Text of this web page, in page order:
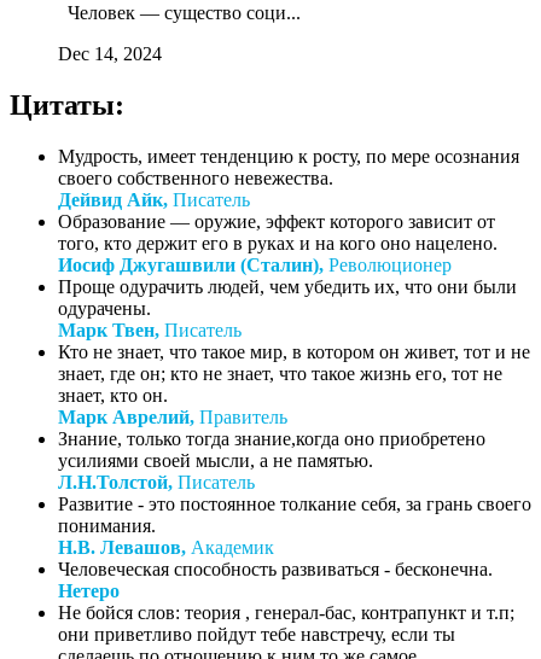
Человек — существо соци...
Dec 14, 2024
Цитаты:
Мудрость, имеет тенденцию к росту, по мере осознания
своего собственного невежества.
Дейвид Айк, Писатель
Образование — оружие, эффект которого зависит от
того, кто держит его в руках и на кого оно нацелено.
Иосиф Джугашвили (Сталин), Революционер
Проще одурачить людей, чем убедить их, что они были
одурачены.
Марк Твен, Писатель
Кто не знает, что такое мир, в котором он живет, тот и не
знает, где он; кто не знает, что такое жизнь его, тот не
знает, кто он.
Марк Аврелий, Правитель
Знание, только тогда знание,когда оно приобретено
усилиями своей мысли, а не памятью.
Л.Н.Толстой, Писатель
Развитие - это постоянное толкание себя, за грань своего
понимания.
Н.В. Левашов, Академик
Человеческая способность развиваться - бесконечна.
Нетеро
Не бойся слов: теория , генерал-бас, контрапункт и т.п;
они приветливо пойдут тебе навстречу, если ты